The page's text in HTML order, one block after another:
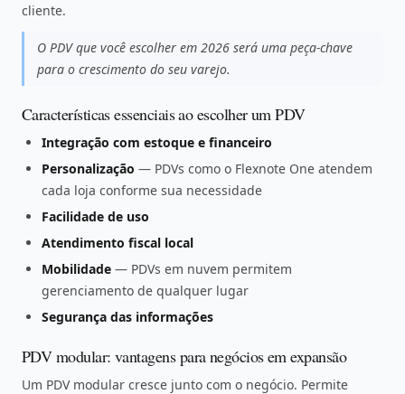
cliente.
O PDV que você escolher em 2026 será uma peça-chave
para o crescimento do seu varejo.
Características essenciais ao escolher um PDV
Integração com estoque e financeiro
Personalização — PDVs como o Flexnote One atendem
cada loja conforme sua necessidade
Facilidade de uso
Atendimento fiscal local
Mobilidade — PDVs em nuvem permitem
gerenciamento de qualquer lugar
Segurança das informações
PDV modular: vantagens para negócios em expansão
Um PDV modular cresce junto com o negócio. Permite